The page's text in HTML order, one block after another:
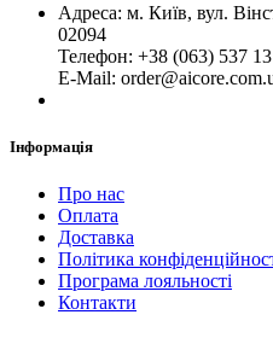
Адреса: м. Київ, вул.
02094
Телефон: +38 (063) 537
Е-Mail:
Інформація
Про нас
Оплата
Доставка
Політика
Програма лояльності
Контакти